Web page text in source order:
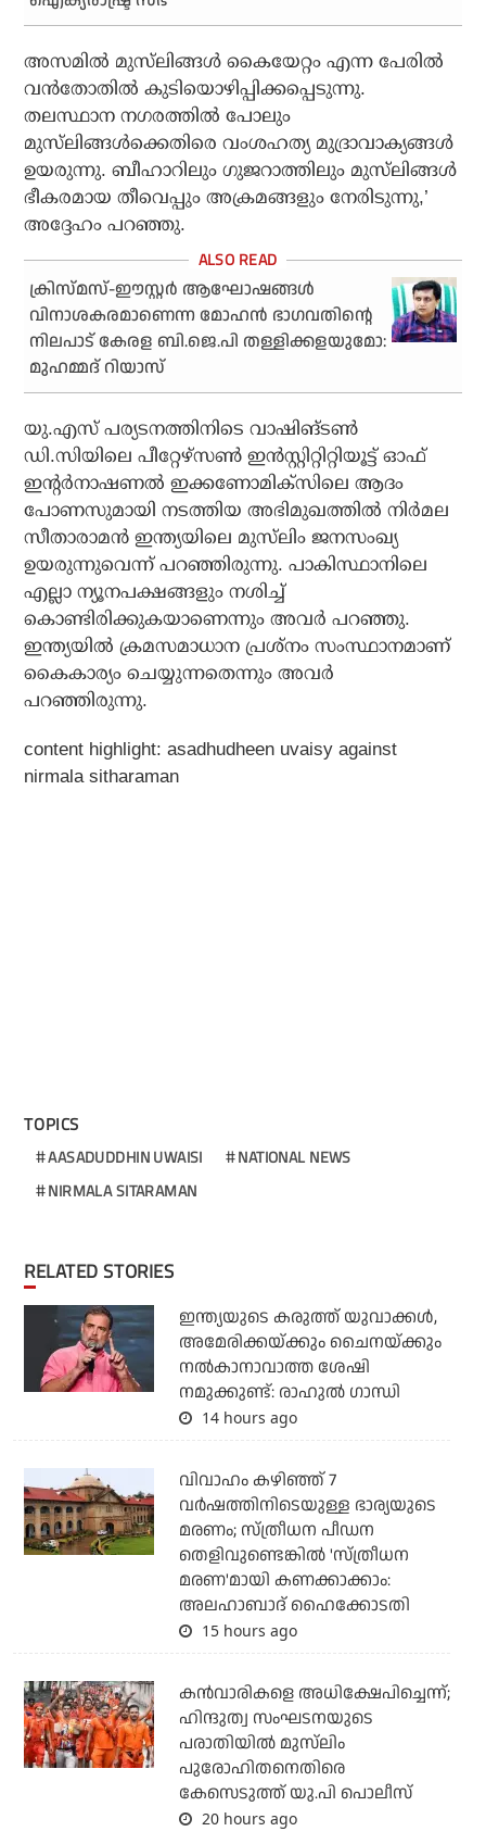
അസമില്‍ മുസ്‌ലിങ്ങള്‍ കൈയേറ്റം എന്ന പേരില്‍
വന്‍തോതില്‍ കുടിയൊഴിപ്പിക്കപ്പെടുന്നു.
തലസ്ഥാന നഗരത്തില്‍ പോലും
മുസ്‌ലിങ്ങള്‍ക്കെതിരെ വംശഹത്യ മുദ്രാവാക്യങ്ങള്‍
ഉയരുന്നു. ബീഹാറിലും ഗുജറാത്തിലും മുസ്‌ലിങ്ങള്‍
ഭീകരമായ തീവെപ്പും അക്രമങ്ങളും നേരിടുന്നു,’
അദ്ദേഹം പറഞ്ഞു.
ക്രിസ്മസ്-ഈസ്റ്റര്‍ ആഘോഷങ്ങള്‍
വിനാശകരമാണെന്ന മോഹന്‍ ഭാഗവതിന്റെ
നിലപാട് കേരള ബി.ജെ.പി തള്ളിക്കളയുമോ:
മുഹമ്മദ് റിയാസ്
യു.എസ് പര്യടനത്തിനിടെ വാഷിങ്ടണ്‍
ഡി.സിയിലെ പീറ്റേഴ്‌സണ്‍ ഇന്‍സ്റ്റിറ്റിറ്റിയൂട്ട് ഓഫ്
ഇന്റര്‍നാഷണല്‍ ഇക്കണോമിക്‌സിലെ ആദം
പോണസുമായി നടത്തിയ അഭിമുഖത്തില്‍ നിര്‍മല
സീതാരാമന്‍ ഇന്ത്യയിലെ മുസ്‌ലിം ജനസംഖ്യ
ഉയരുന്നുവെന്ന് പറഞ്ഞിരുന്നു. പാകിസ്ഥാനിലെ
എല്ലാ ന്യൂനപക്ഷങ്ങളും നശിച്ച്
കൊണ്ടിരിക്കുകയാണെന്നും അവര്‍ പറഞ്ഞു.
ഇന്ത്യയില്‍ ക്രമസമാധാന പ്രശ്‌നം സംസ്ഥാനമാണ്
കൈകാര്യം ചെയ്യുന്നതെന്നും അവര്‍
പറഞ്ഞിരുന്നു.
content highlight: asadhudheen uvaisy against
nirmala sitharaman
TOPICS
AASADUDDHIN UWAISI
NATIONAL NEWS
NIRMALA SITARAMAN
RELATED STORIES
ഇന്ത്യയുടെ കരുത്ത് യുവാക്കള്‍,
അമേരിക്കയ്ക്കും ചൈനയ്ക്കും
നല്‍കാനാവാത്ത ശേഷി
നമുക്കുണ്ട്: രാഹുല്‍ ഗാന്ധി
14 hours ago
വിവാഹം കഴിഞ്ഞ് 7
വര്‍ഷത്തിനിടെയുള്ള ഭാര്യയുടെ
മരണം; സ്ത്രീധന പീഡന
തെളിവുണ്ടെങ്കില്‍ 'സ്ത്രീധന
മരണ'മായി കണക്കാക്കാം:
അലഹാബാദ് ഹൈക്കോടതി
15 hours ago
കന്‍വാരികളെ അധിക്ഷേപിച്ചെന്ന്;
ഹിന്ദുത്വ സംഘടനയുടെ
പരാതിയില്‍ മുസ്‌ലിം
പുരോഹിതനെതിരെ
കേസെടുത്ത് യു.പി പൊലീസ്
20 hours ago